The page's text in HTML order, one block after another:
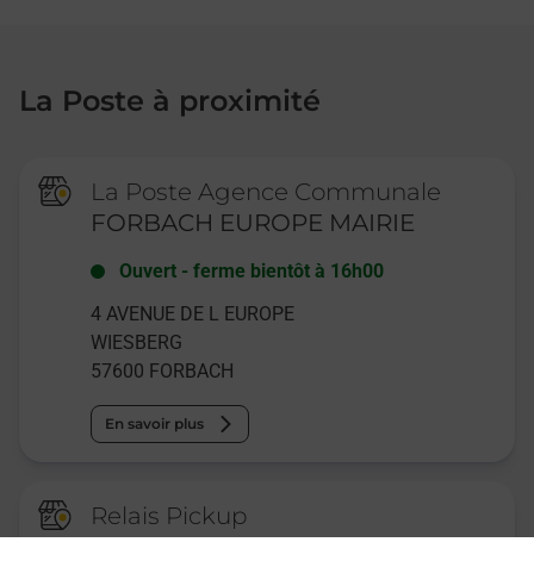
La Poste à proximité
La Poste Agence Communale
FORBACH EUROPE MAIRIE
Ouvert -ferme bientôt à 16h00
4 AVENUE DE L EUROPE
WIESBERG
57600 FORBACH
En savoir plus
Relais Pickup
CONSIGNE PICKUP PROPCAR